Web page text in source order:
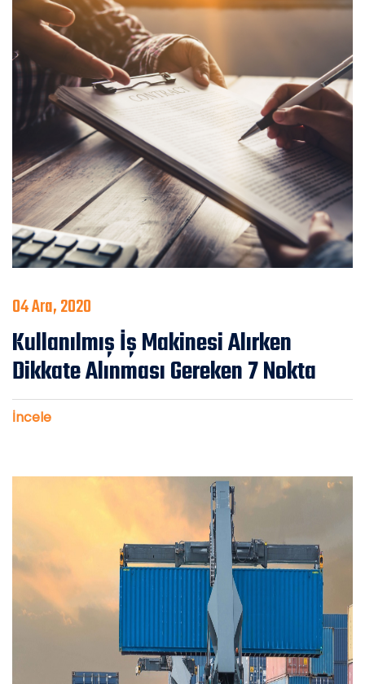
04 Ara, 2020
Kullanılmış İş Makinesi Alırken
Dikkate Alınması Gereken 7 Nokta
İncele